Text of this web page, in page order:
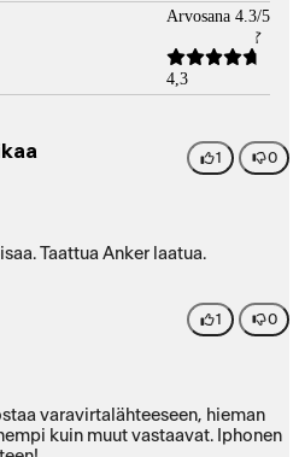
Arvosana 4.3/5
4,3
1 0
Taattua Anker laatua.
1 0
varavirtalähteeseen, hieman
kuin muut vastaavat. Iphonen